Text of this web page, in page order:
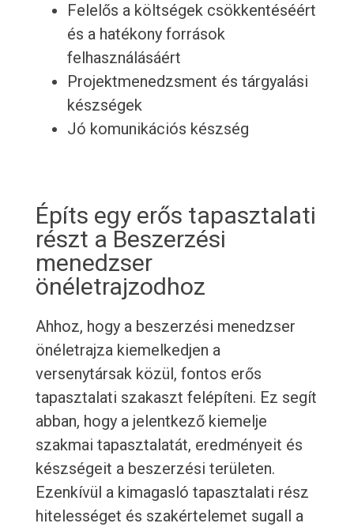
Felelős a költségek csökkentéséért
és a hatékony források
felhasználásáért
Projektmenedzsment és tárgyalási
készségek
Jó komunikációs készség
Építs egy erős tapasztalati
részt a Beszerzési
menedzser
önéletrajzodhoz
Ahhoz, hogy a beszerzési menedzser
önéletrajza kiemelkedjen a
versenytársak közül, fontos erős
tapasztalati szakaszt felépíteni. Ez segít
abban, hogy a jelentkező kiemelje
szakmai tapasztalatát, eredményeit és
készségeit a beszerzési területen.
Ezenkívül a kimagasló tapasztalati rész
hitelességet és szakértelemet sugall a